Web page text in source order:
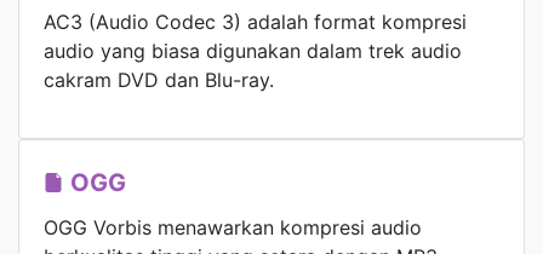
AC3 (Audio Codec 3) adalah format kompresi
audio yang biasa digunakan dalam trek audio
cakram DVD dan Blu-ray.
OGG
OGG Vorbis menawarkan kompresi audio